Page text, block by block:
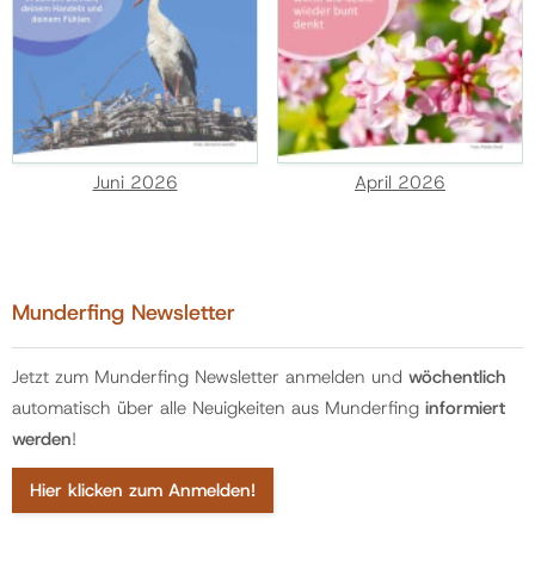
Juni 2026 April 2026
Munderfing Newsletter
Jetzt zum Munderfing Newsletter anmelden und wöchentlich
automatisch über alle Neuigkeiten aus Munderfing informiert
werden!
Hier klicken zum Anmelden!